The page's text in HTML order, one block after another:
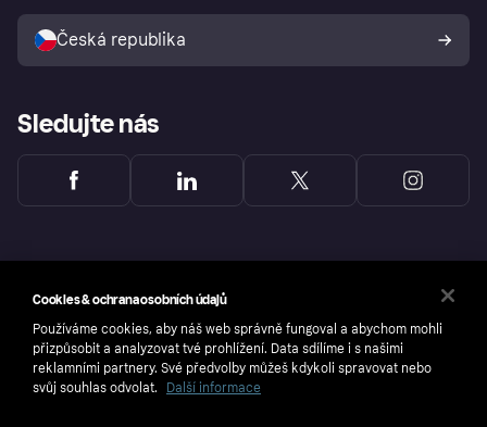
Ochrana kupujících
Česká republika
Sledujte nás
Cookies & ochrana osobních údajů
Používáme cookies, aby náš web správně fungoval a abychom mohli
přizpůsobit a analyzovat tvé prohlížení. Data sdílíme i s našimi
reklamními partnery. Své předvolby můžeš kdykoli spravovat nebo
svůj souhlas odvolat.
Další informace